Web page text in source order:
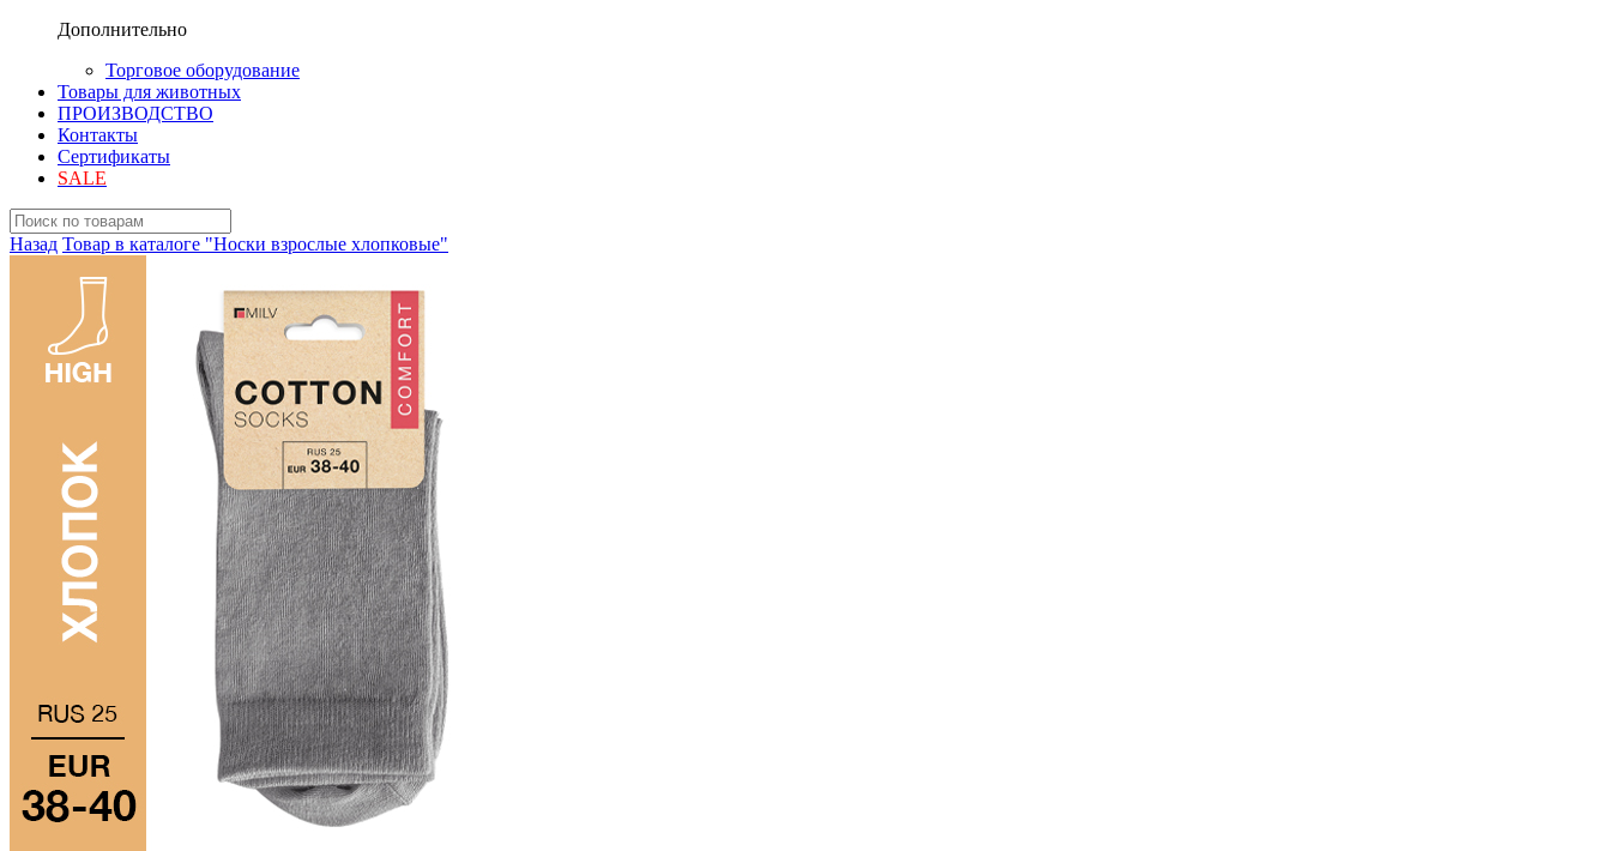
Дополнительно
Торговое оборудование
Товары для животных
ПРОИЗВОДСТВО
Контакты
Сертификаты
SALE
Назад Товар в каталоге "Носки взрослые хлопковые"